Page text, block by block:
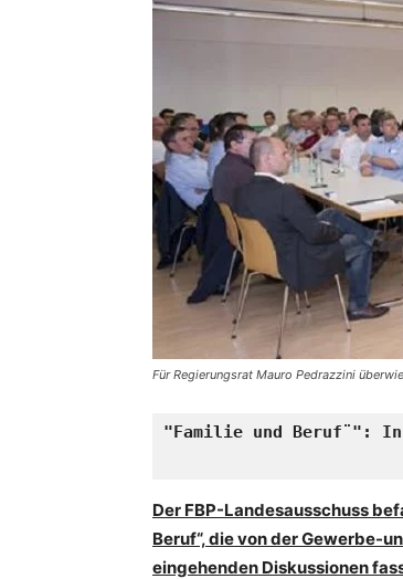
Für Regierungsrat Mauro Pedrazzini
"Familie und Beruf¨":
Der FBP-Landesausschuss
Beruf“, die von der Gewerbe-
eingehenden Diskussionen